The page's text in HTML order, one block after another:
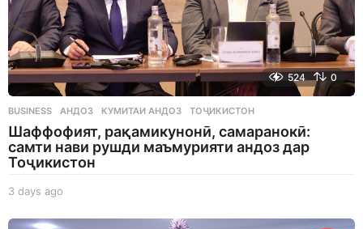
524 0
BUSINESS АНДОЗ ,КУМИТАИ АНДОЗ ,ТОҶИКИСТОН
Шаффофият, рақамикунонӣ, самаранокӣ:
самти нави рушди маъмурияти андоз дар
Тоҷикистон
3 days ago
a